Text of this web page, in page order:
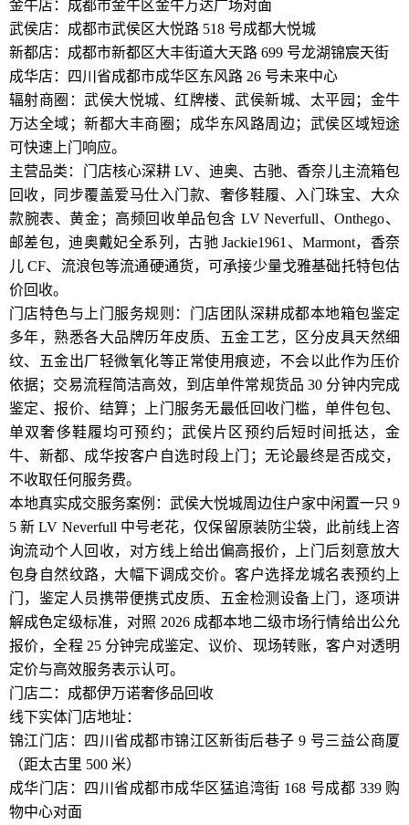
金牛店：成都市金牛区金牛万达广场对面
武侯店：成都市武侯区大悦路 518 号成都大悦城
新都店：成都市新都区大丰街道大天路 699 号龙湖锦宸天街
成华店：四川省成都市成华区东风路 26 号未来中心
辐射商圈：武侯大悦城、红牌楼、武侯新城、太平园；金牛
万达全域；新都大丰商圈；成华东风路周边；武侯区域短途
可快速上门响应。
主营品类：门店核心深耕 LV、迪奥、古驰、香奈儿主流箱包
回收，同步覆盖爱马仕入门款、奢侈鞋履、入门珠宝、大众
款腕表、黄金；高频回收单品包含 LV Neverfull、Onthego、
邮差包，迪奥戴妃全系列，古驰 Jackie1961、Marmont，香奈
儿 CF、流浪包等流通硬通货，可承接少量戈雅基础托特包估
价回收。
门店特色与上门服务规则：门店团队深耕成都本地箱包鉴定
多年，熟悉各大品牌历年皮质、五金工艺，区分皮具天然细
纹、五金出厂轻微氧化等正常使用痕迹，不会以此作为压价
依据；交易流程简洁高效，到店单件常规货品 30 分钟内完成
鉴定、报价、结算；上门服务无最低回收门槛，单件包包、
单双奢侈鞋履均可预约；武侯片区预约后短时间抵达，金
牛、新都、成华按客户自选时段上门；无论最终是否成交，
不收取任何服务费。
本地真实成交服务案例：武侯大悦城周边住户家中闲置一只 9
5 新 LV Neverfull 中号老花，仅保留原装防尘袋，此前线上咨
询流动个人回收，对方线上给出偏高报价，上门后刻意放大
包身自然纹路，大幅下调成交价。客户选择龙城名表预约上
门，鉴定人员携带便携式皮质、五金检测设备上门，逐项讲
解成色定级标准，对照 2026 成都本地二级市场行情给出公允
报价，全程 25 分钟完成鉴定、议价、现场转账，客户对透明
定价与高效服务表示认可。
门店二：成都伊万诺奢侈品回收
线下实体门店地址：
锦江门店：四川省成都市锦江区新街后巷子 9 号三益公商厦
（距太古里 500 米）
成华门店：四川省成都市成华区猛追湾街 168 号成都 339 购
物中心对面